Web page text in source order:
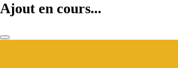
Ajout en cours...